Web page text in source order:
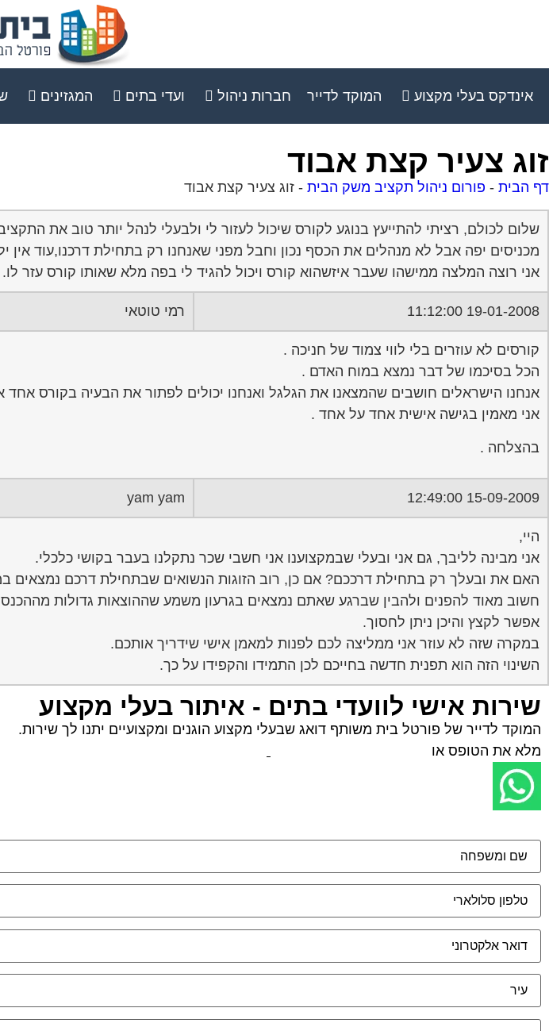
אינדקס בעלי מקצוע המוקד לדייר חברות ניהול ועדי בתים המגזינים
זוג צעיר קצת אבוד
דף הבית - פורום ניהול תקציב משק הבית - זוג צעיר קצת אבוד
שלום לכולם, רציתי להתייעץ בנוגע לקורס שיכול לעזור לי ולבעלי לנהל יותר טוב את
מכניסים יפה אבל לא מנהלים את הכסף נכון וחבל מפני שאנחנו רק בתחילת דרכנו,עוד
אני רוצה המלצה ממישהו שעבר איזשהוא קורס ויכול להגיד לי בפה מלא שאותו קורס עזר
19-01-2008 11:12:00 רמי טוטאי
קורסים לא עוזרים בלי לווי צמוד של חניכה .
הכל בסיכמו של דבר נמצא במוח האדם .
אנחנו הישראלים חושבים שהמצאנו את הגלגל ואנחנו יכולים לפתור את הבעיה בקורס אחד
אני מאמין בגישה אישית אחד על אחד .
בהצלחה .
15-09-2009 12:49:00
yam yam
היי,
אני מבינה לליבך, גם אני ובעלי שבמקצוענו אני חשבי שכר נתקלנו בעבר בקושי כלכלי.
האם את ובעלך רק בתחילת דרככם? אם כן, רוב הזוגות הנשואים שבתחילת דרכם נמצאים
חשוב מאוד להפנים ולהבין שברגע שאתם נמצאים בגרעון משמע שההוצאות גדולות
אפשר לקצץ והיכן ניתן לחסוך.
במקרה שזה לא עוזר אני ממליצה לכם לפנות למאמן אישי שידריך אותכם.
השינוי הזה הוא תפנית חדשה בחייכם לכן התמידו והקפידו על כך.
שירות אישי לוועדי בתים - איתור בעלי מקצוע
המוקד לדייר של פורטל בית משותף דואג שבעלי מקצוע הוגנים ומקצועיים יתנו לך שירות.
מלא את הטופס או